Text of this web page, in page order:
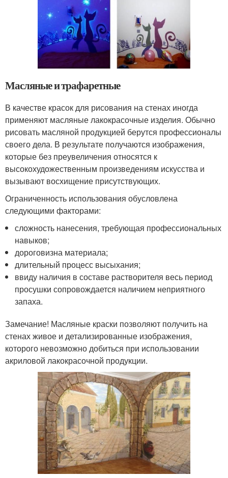
Масляные и трафаретные
В качестве красок для рисования на стенах иногда
применяют масляные лакокрасочные изделия. Обычно
рисовать масляной продукцией берутся профессионалы
своего дела. В результате получаются изображения,
которые без преувеличения относятся к
высокохудожественным произведениям искусства и
вызывают восхищение присутствующих.
Ограниченность использования обусловлена
следующими факторами:
сложность нанесения, требующая профессиональных
навыков;
дороговизна материала;
длительный процесс высыхания;
ввиду наличия в составе растворителя весь период
просушки сопровождается наличием неприятного
запаха.
Замечание! Масляные краски позволяют получить на
стенах живое и детализированные изображения,
которого невозможно добиться при использовании
акриловой лакокрасочной продукции.